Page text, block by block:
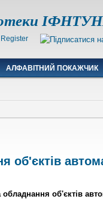
Register
АЛФАВІТНИЙ ПОКАЖЧИК
об'єктів
об'єктів